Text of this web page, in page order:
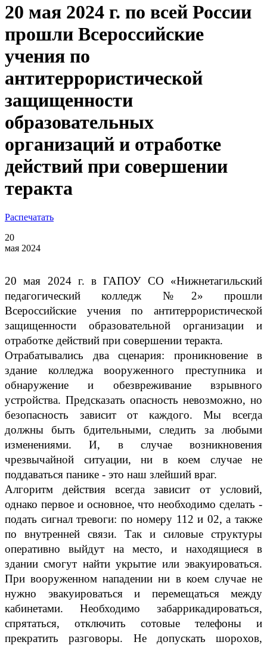
20 мая 2024 г. по всей России
прошли Всероссийские
учения по
антитеррористической
защищенности
образовательных
организаций и отработке
действий при совершении
теракта
Распечатать
20
мая 2024
20 мая 2024 г. в ГАПОУ СО «Нижнетагильский
педагогический колледж №2» прошли
Всероссийские учения по антитеррористической
защищенности образовательной организации и
отработке действий при совершении теракта.
Отрабатывались два сценария: проникновение в
здание колледжа вооруженного преступника и
обнаружение и обезвреживание взрывного
устройства. Предсказать опасность невозможно, но
безопасность зависит от каждого. Мы всегда
должны быть бдительными, следить за любыми
изменениями. И, в случае возникновения
чрезвычайной ситуации, ни в коем случае не
поддаваться панике - это наш злейший враг.
Алгоритм действия всегда зависит от условий,
однако первое и основное, что необходимо сделать -
подать сигнал тревоги: по номеру 112 и 02, а также
по внутренней связи. Так и силовые структуры
оперативно выйдут на место, и находящиеся в
здании смогут найти укрытие или эвакуироваться.
При вооруженном нападении ни в коем случае не
нужно эвакуироваться и перемещаться между
кабинетами. Необходимо забаррикадироваться,
спрятаться, отключить сотовые телефоны и
прекратить разговоры. Не допускать шорохов,